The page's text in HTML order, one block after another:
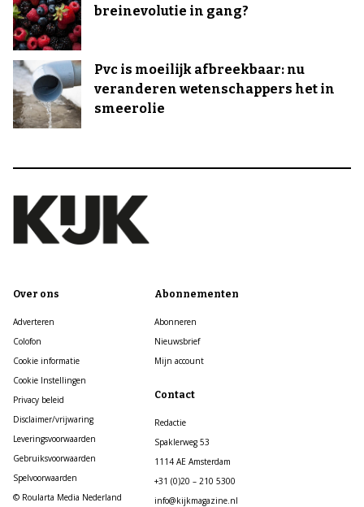
breinevolutie in gang?
Pvc is moeilijk afbreekbaar: nu
veranderen wetenschappers het in
smeerolie
Over ons
Adverteren
Colofon
Cookie informatie
Cookie Instellingen
Privacy beleid
Disclaimer/vrijwaring
Leveringsvoorwaarden
Gebruiksvoorwaarden
Spelvoorwaarden
© Roularta Media Nederland
Abonnementen
Abonneren
Nieuwsbrief
Mijn account
Contact
Redactie
Spaklerweg 53
1114 AE Amsterdam
+31 (0)20 – 210 5300
info@kijkmagazine.nl